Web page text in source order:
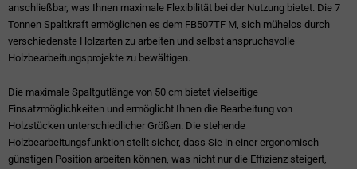
anschließbar, was Ihnen maximale Flexibilität bei der Nutzung bietet. Die 7
Tonnen Spaltkraft ermöglichen es dem FB507TF M, sich mühelos durch
verschiedenste Holzarten zu arbeiten und selbst anspruchsvolle
Holzbearbeitungsprojekte zu bewältigen.
Die maximale Spaltgutlänge von 50 cm bietet vielseitige
Einsatzmöglichkeiten und ermöglicht Ihnen die Bearbeitung von
Holzstücken unterschiedlicher Größen. Die stehende
Holzbearbeitungsfunktion stellt sicher, dass Sie in einer ergonomisch
günstigen Position arbeiten können, was nicht nur die Effizienz steigert,